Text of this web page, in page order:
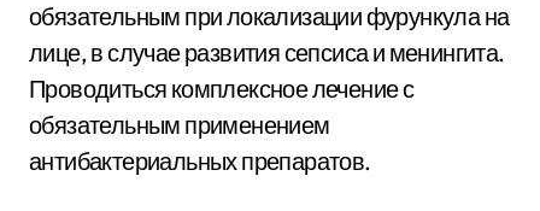
обязательным при локализации фурункула на
лице, в случае развития сепсиса и менингита.
Проводиться комплексное лечение с
обязательным применением
антибактериальных препаратов.